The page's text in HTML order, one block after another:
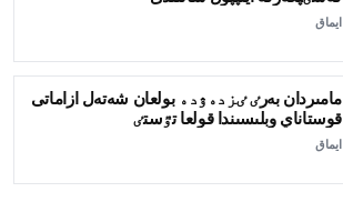
ايماق
مامىردان بەرٸ ٸزدەۋدە بولعان شەتەل ازاماتى
قوستاناي وبلىسىندا قولعا تٷستٸ
ايماق